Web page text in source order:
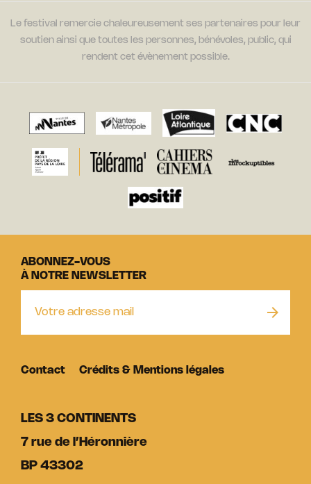
Le festival remercie chaleureusement ses partenaires pour leur
soutien ainsi que toutes les personnes, bénévoles, public, qui
rendent cet évènement possible.
LES 3 CONTINENTS
7 rue de l’Héronnière
BP 43302
ABONNEZ-VOUS
À NOTRE NEWSLETTER
Contact Crédits & Mentions légales